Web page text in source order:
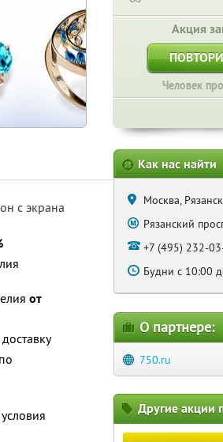
Акция
Человек
с экрана
от
Как нас найти
Москва,
Рязанский
+7 (495) 232-
Будни с 10:00
О партнере:
750.ru
Другие акции